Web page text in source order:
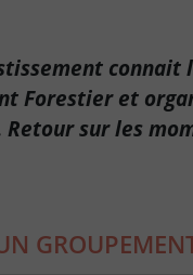
connait
Forestier et
Retour sur les